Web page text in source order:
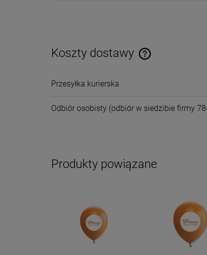
Koszty dostawy
Przesyłka kurierska
Odbiór osobisty (odbiór w siedzibie firmy
Produkty powiązane